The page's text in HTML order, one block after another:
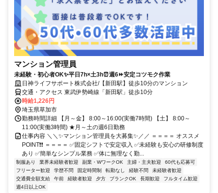
マンション管理員
未経験・初心者OK✨平日7h×土3h⏰週6⏩安定コツモク作業
日神ライフサポート株式会社/【新田駅】徒歩10分のマンション
交通・アクセス 東武伊勢崎線「新田駅」徒歩10分
時給1,226円
埼玉県草加市
勤務時間詳細 【月～金】 8:00～16:00(実働7時間) 【土】 8:00～
11:00(実働3時間) ★月～土の週6日勤務
仕事内容 ＼＼✨マンション管理員を大募集✨／／ ＝＝＝＝ オススメ
POINT❗❗ ＝＝＝＝ ✅固定シフトで安定収入 ✅未経験も安心の研修制度
あり ✅簡単なシンプル業務 ✅体に無理なく勤...
制服あり 業界未経験者歓迎 副業・WワークOK 主婦・主夫歓迎
60代も応募可
フリーター歓迎
学歴不問 固定時間制 転勤なし 経験不問
未経験者歓迎
交通費全額支給
午前 経験者歓迎 夕方 ブランクOK 長期歓迎
フルタイム歓迎
週4日以上OK